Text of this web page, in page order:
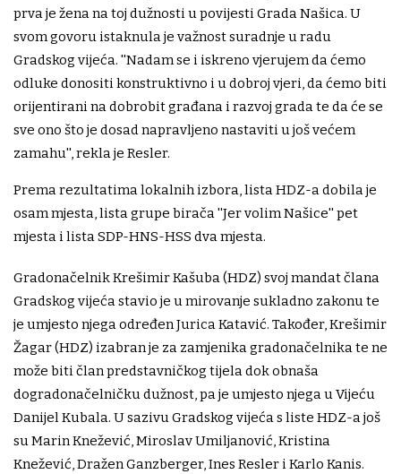
prva je žena na toj dužnosti u povijesti Grada Našica. U
svom govoru istaknula je važnost suradnje u radu
Gradskog vijeća. ''Nadam se i iskreno vjerujem da ćemo
odluke donositi konstruktivno i u dobroj vjeri, da ćemo biti
orijentirani na dobrobit građana i razvoj grada te da će se
sve ono što je dosad napravljeno nastaviti u još većem
zamahu'', rekla je Resler.
Prema rezultatima lokalnih izbora, lista HDZ-a dobila je
osam mjesta, lista grupe birača ''Jer volim Našice'' pet
mjesta i lista SDP-HNS-HSS dva mjesta.
Gradonačelnik Krešimir Kašuba (HDZ) svoj mandat člana
Gradskog vijeća stavio je u mirovanje sukladno zakonu te
je umjesto njega određen Jurica Katavić. Također, Krešimir
Žagar (HDZ) izabran je za zamjenika gradonačelnika te ne
može biti član predstavničkog tijela dok obnaša
dogradonačelničku dužnost, pa je umjesto njega u Vijeću
Danijel Kubala. U sazivu Gradskog vijeća s liste HDZ-a još
su Marin Knežević, Miroslav Umiljanović, Kristina
Knežević, Dražen Ganzberger, Ines Resler i Karlo Kanis.